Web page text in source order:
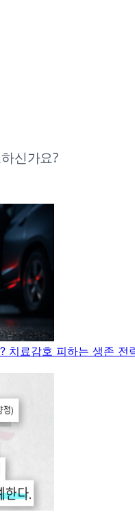
신가요?
치료감호 피하는 생존 전